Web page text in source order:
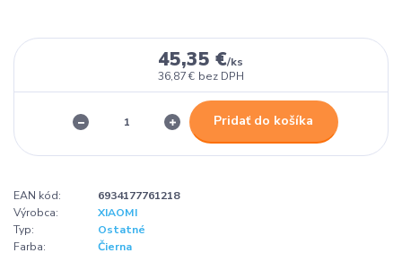
45,35 €/ks
36,87 € bez DPH
Pridať do košíka
EAN kód:
6934177761218
Výrobca:
XIAOMI
Typ:
Ostatné
Farba:
Čierna